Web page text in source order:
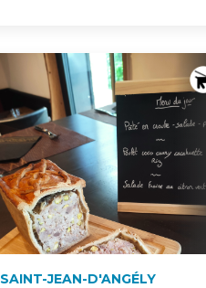
SAINT-JEAN-D'ANGÉLY